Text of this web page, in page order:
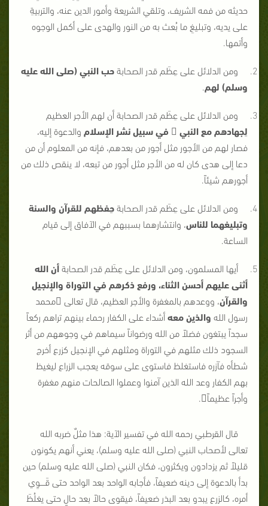
حديثه من فمه الشريف، وتلقي الشريعة وأمور الدين عنه، والتربيةِ
على يديه، وتبليغِ ما بُعث به من النور والهدى على أكمل الوجوه
وأتمها.
ومن الدلائل على عِظَم قدر الصحابةحب النبي (صلى الله عليه
وسلم) لهم.
ومن الدلائل على عِظَم قدر الصحابة أن لهم الأجر العظيم
لِجهادهم مع النبي  في سبيل نشر الإسلام والدعوة إليه،
فصار لهم من الأجور مثل أجور من بعدهم، فإنه من المعلوم أن من
دعا إلى هدى كان له من الأجر مثل أجور من تبعه، لا ينقص ذلك من
أجورهم شيئاً.
ومن الدلائل على عِظَم قدر الصحابةحِفظهم للقرآن والسنة
وتبليغهما للناس، وانتشارهما بسببهم في الآفاق إلى قيام
الساعة.
أيها المسلمون، ومن الدلائل على عِظَم قدر الصحابةأن الله
أثنى عليهم أحسن الثناء، ورفع ذكرهم في التوراة والإنجيل
والقرآن
، ووعدهم بالمغفرة والأجر العظيم، قال تعالى محمد
رسول الله والذين معهأشداء على الكفار رحماء بينهم تراهم ركعاً
سجداً يبتغون فضلاً من الله ورضواناً سيماهم في وجوههم من أثر
السجود ذلك مثلهم في التوراة ومثلهم في الإنجيل كزرع أخرج
شطأه فآزره فاستغلظ فاستوى على سوقه يعجب الزراع ليغيظ
بهم الكفار وعد الله الذين آمنوا وعملوا الصالحات منهم مغفرة
وأجراً عظيماً.
قال القرطبي رحمه الله في تفسير الآية: هذا مثلٌ ضربه الله
تعالى لأصحاب النبي (صلى الله عليه وسلم)، يعني أنهم يكونون
قليلاً ثم يزدادون ويكثرون، فكان النبي (صلى الله عليه وسلم) حين
بدأ بالدعوة إلى دينه ضعيفاً، فأجابه الواحد بعد الواحد حتى قَــــوِي
أمره، كالزرع يبدو بعد البذر ضعيفاً، فيقوى حالاً بعد حالٍ حتى يغلُظَ